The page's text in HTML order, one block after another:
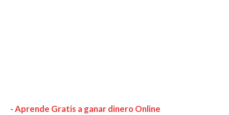
-Aprende Gratis a ganar dinero Online